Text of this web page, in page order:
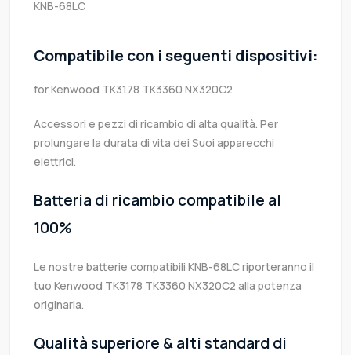
KNB-68LC
Compatibile con i seguenti dispositivi:
for Kenwood TK3178 TK3360 NX320C2
Accessori e pezzi di ricambio di alta qualità. Per
prolungare la durata di vita dei Suoi apparecchi
elettrici.
Batteria di ricambio compatibile al
100%
Le nostre batterie compatibili KNB-68LC riporteranno il
tuo Kenwood TK3178 TK3360 NX320C2 alla potenza
originaria.
Qualità superiore & alti standard di